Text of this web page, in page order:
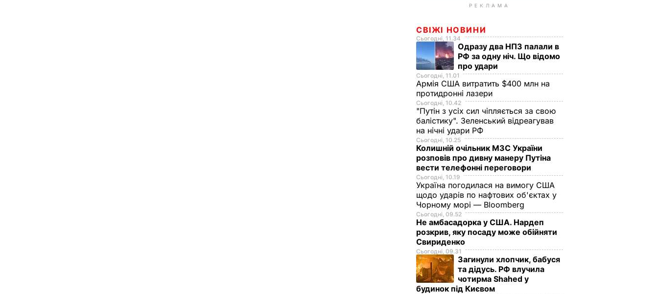
РЕКЛАМА
СВІЖІ НОВИНИ
Сьогодні, 11.34
Одразу два НПЗ палали в
РФ за одну ніч. Що відомо
про удари
Сьогодні, 11.01
Армія США витратить $400 млн на
протидронні лазери
Сьогодні, 10.42
"Путін з усіх сил чіпляється за свою
балістику". Зеленський відреагував
на нічні удари РФ
Сьогодні, 10.25
Колишній очільник МЗС України
розповів про дивну манеру Путіна
вести телефонні переговори
Сьогодні, 10.19
Україна погодилася на вимогу США
щодо ударів по нафтових об'єктах у
Чорному морі — Bloomberg
Сьогодні, 09.52
Не амбасадорка у США. Нардеп
розкрив, яку посаду може обійняти
Свириденко
Сьогодні, 09.31
Загинули хлопчик, бабуся
та дідусь. РФ влучила
чотирма Shahed у
будинок під Києвом